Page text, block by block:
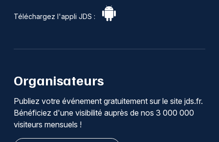
Téléchargez l'appli JDS :
Organisateurs
Publiez votre événement gratuitement sur le site jds.fr.
Bénéficiez d'une visibilité auprès de nos 3 000 000
visiteurs mensuels !